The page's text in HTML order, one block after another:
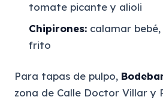
tomate picante y alioli
Chipirones: calamar
frito
Para tapas de pulpo,
zona de Calle Doctor Villar y